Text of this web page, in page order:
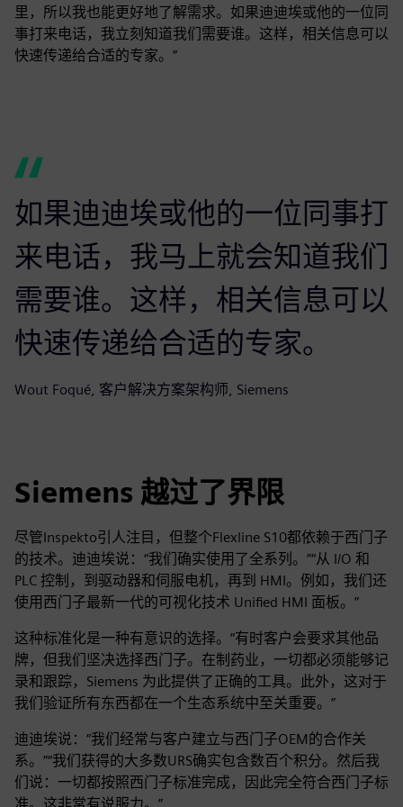
里，所以我也能更好地了解需求。如果迪迪埃或他的一位同
事打来电话，我立刻知道我们需要谁。这样，相关信息可以
快速传递给合适的专家。”
如果迪迪埃或他的一位同事打
来电话，我马上就会知道我们
需要谁。这样，相关信息可以
快速传递给合适的专家。
Wout Foqué, 客户解决方案架构师, Siemens
Siemens 越过了界限
尽管Inspekto引人注目，但整个Flexline S10都依赖于西门子
的技术。迪迪埃说：“我们确实使用了全系列。”“从 I/O 和
PLC 控制，到驱动器和伺服电机，再到 HMI。例如，我们还
使用西门子最新一代的可视化技术 Unified HMI 面板。”
这种标准化是一种有意识的选择。“有时客户会要求其他品
牌，但我们坚决选择西门子。在制药业，一切都必须能够记
录和跟踪，Siemens 为此提供了正确的工具。此外，这对于
我们验证所有东西都在一个生态系统中至关重要。”
迪迪埃说：“我们经常与客户建立与西门子OEM的合作关
系。”“我们获得的大多数URS确实包含数百个积分。然后我
们说：一切都按照西门子标准完成，因此完全符合西门子标